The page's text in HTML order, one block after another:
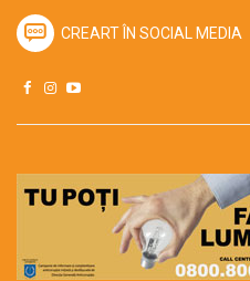
CREART ÎN SOCIAL MEDIA